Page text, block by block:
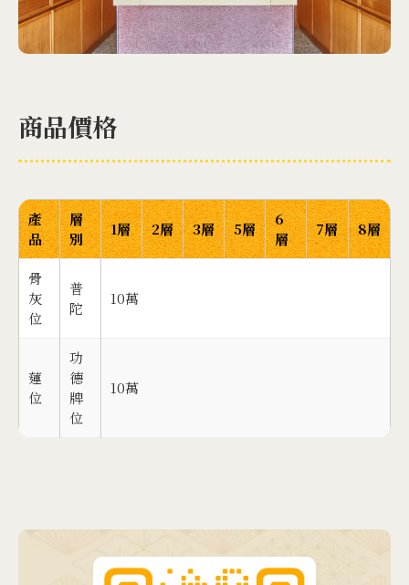
商品價格
產
品
層
別
1層 2層 3層 5層
6
層
7層 8層
骨
灰
位
普
陀
10萬
蓮
位
功
德
牌
位
10萬